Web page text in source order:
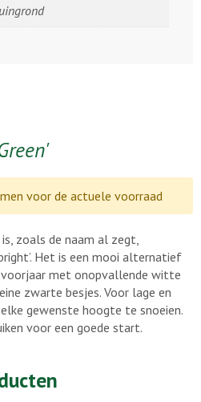
voor de actuele voorraad
is, zoals de naam al zegt,
Het is een mooi alternatief
met onopvallende witte
zwarte besjes. Voor lage en
gewenste hoogte te snoeien.
voor een goede start.